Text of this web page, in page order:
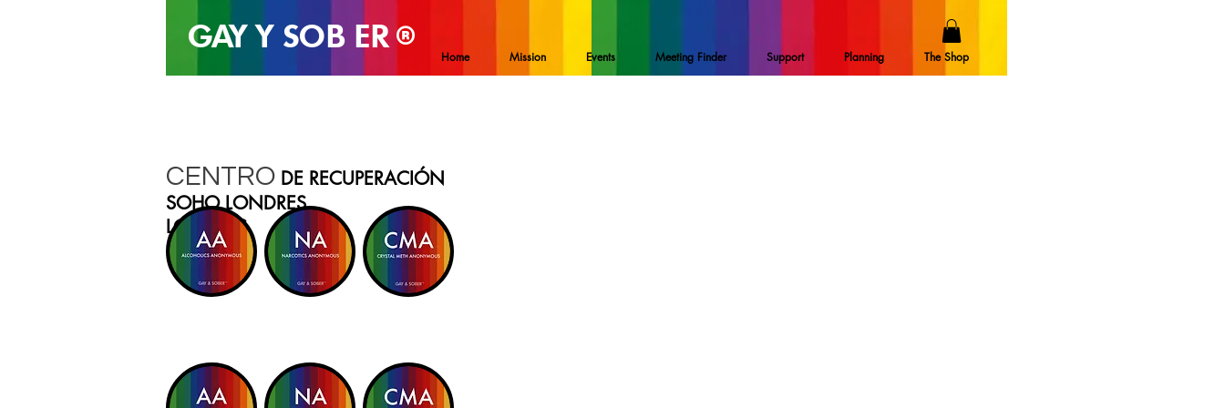
Home Mission Events Meeting Finder Support Planning The Shop
GAY Y SOB ER®
CENTRO DE RECUPERACIÓN
SOHO LONDRES
LONDRES